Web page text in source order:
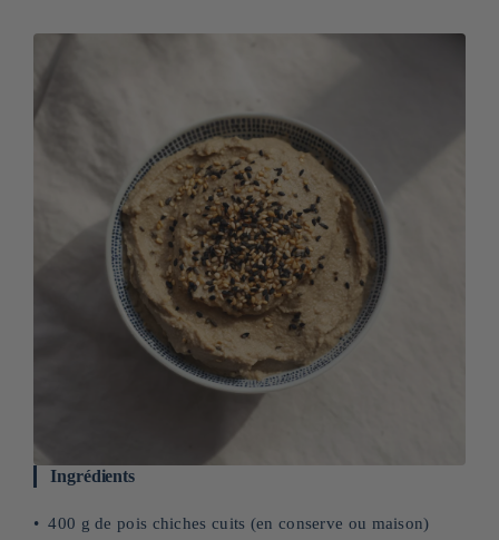
Ingrédients
400 g de pois chiches cuits (en conserve ou maison)